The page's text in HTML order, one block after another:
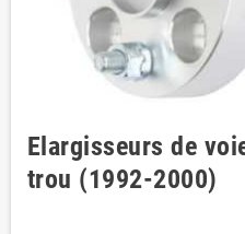
Elargisseurs de
trou (1992-2000)